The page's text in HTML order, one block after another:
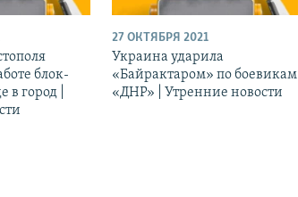
блок-
в город |
27 ОКТЯБРЯ 2021
Украина ударила
«Байрактаром» по боевикам
«ДНР» | Утренние новости